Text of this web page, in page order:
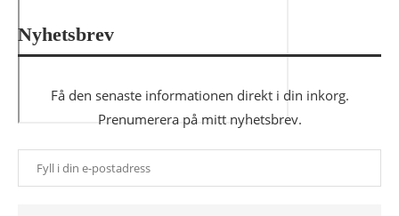
Nyhetsbrev
Få den senaste informationen direkt i din inkorg.
Prenumerera på mitt nyhetsbrev.